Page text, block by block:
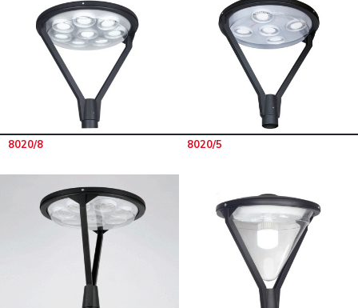
8020/8 8020/5